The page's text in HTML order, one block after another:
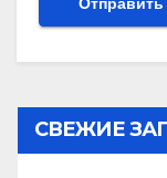
СВЕЖИЕ